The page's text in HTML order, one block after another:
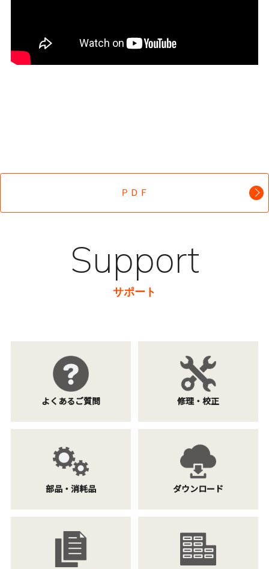
ＰＤＦ
Support
サポート
よくあるご質問 修理・校正
部品・消耗品 ダウンロード